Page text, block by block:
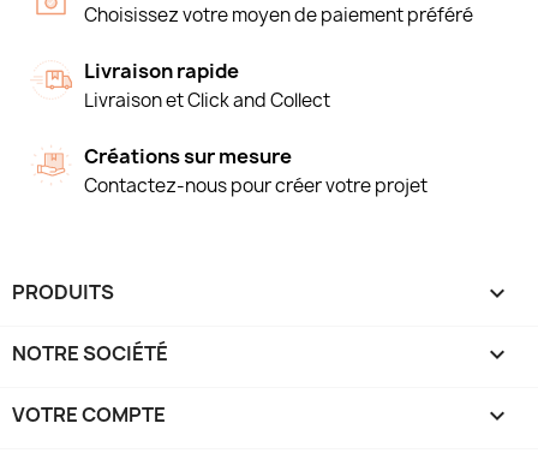
Choisissez votre moyen de paiement préféré
Livraison rapide
Livraison et Click and Collect
Créations sur mesure
Contactez-nous pour créer votre projet
PRODUITS 
NOTRE SOCIÉTÉ 
VOTRE COMPTE 